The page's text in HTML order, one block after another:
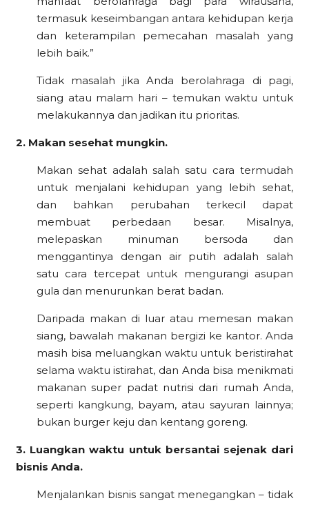
termasuk keseimbangan antara kehidupan kerja
dan keterampilan pemecahan masalah yang
lebih baik.”
Tidak masalah jika Anda berolahraga di pagi,
siang atau malam hari – temukan waktu untuk
melakukannya dan jadikan itu prioritas.
2. Makan sesehat mungkin.
Makan sehat adalah salah satu cara termudah
untuk menjalani kehidupan yang lebih sehat,
dan bahkan perubahan terkecil dapat
membuat perbedaan besar. Misalnya,
melepaskan minuman bersoda dan
menggantinya dengan air putih adalah salah
satu cara tercepat untuk mengurangi asupan
gula dan menurunkan berat badan.
Daripada makan di luar atau memesan makan
siang, bawalah makanan bergizi ke kantor. Anda
masih bisa meluangkan waktu untuk beristirahat
selama waktu istirahat, dan Anda bisa menikmati
makanan super padat nutrisi dari rumah Anda,
seperti kangkung, bayam, atau sayuran lainnya;
bukan burger keju dan kentang goreng.
3. Luangkan waktu untuk bersantai sejenak dari
bisnis Anda.
Menjalankan bisnis sangat menegangkan – tidak